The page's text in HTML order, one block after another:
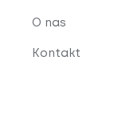
O nas
Kontakt